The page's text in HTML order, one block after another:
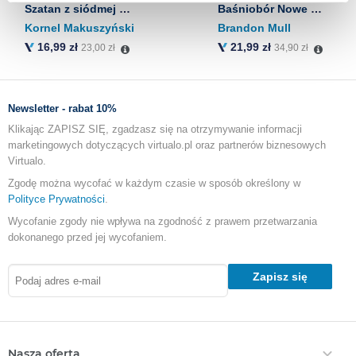
Szatan z siódmej klasy
Kornel Makuszyński
16,99 zł 23,00 zł
Baśniobór Nowe Przygody. Smocza Straż. Pan Widmowej Wyspy. Tom 3
Brandon Mull
21,99 zł 34,90 zł
Newsletter - rabat 10%
Klikając ZAPISZ SIĘ, zgadzasz się na otrzymywanie informacji
marketingowych dotyczących virtualo.pl oraz partnerów biznesowych
Virtualo.
Zgodę można wycofać w każdym czasie w sposób określony w
Polityce Prywatności.
Wycofanie zgody nie wpływa na zgodność z prawem przetwarzania
dokonanego przed jej wycofaniem.
Zapisz się